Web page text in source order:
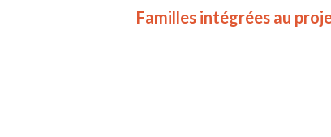
Familles intégrées au